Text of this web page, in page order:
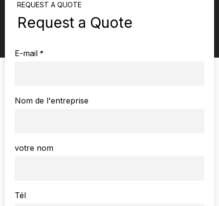
REQUEST A QUOTE
Request a Quote
*
E-mail
Nom de l'entreprise
votre nom
Tél